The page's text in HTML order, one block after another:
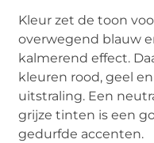
Kleur zet de toon
overwegend blauw
kalmerend effect.
kleuren rood, geel
uitstraling. Een
grijze tinten is een
gedurfde accenten.